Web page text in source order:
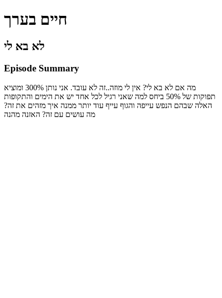
חיים בערך
לא בא לי
Episode Summary
מה אם לא בא לי? אין לי מוזה..זה לא עובד. אני נותן 300% ומוציא
תפוקות של 50% ביחס למה שאני רגיל לכל אחד יש את הימים והתקופות
האלה שבהם הנפש עייפה והגוף עייף עוד יותר ממנה איך מזהים את זה?
מה עושים עם זה? האזנה מהנה